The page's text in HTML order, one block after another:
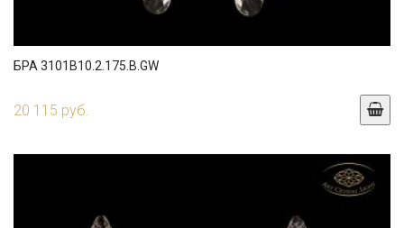
БРА 3101B10.2.175.B.GW
20 115 руб.